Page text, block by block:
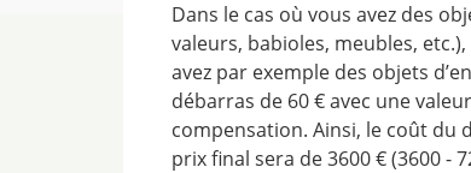
Dans le cas où vous avez des
valeurs, babioles, meubles,
avez par exemple des objets
débarras de 60 € avec une
compensation. Ainsi, le coût du
prix final sera de 3600 € (3600 -